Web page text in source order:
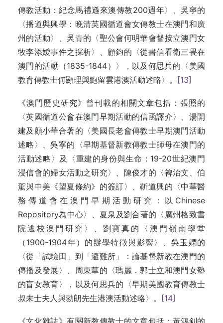
傳教活動：紀念馬禮遜來澳傳教200週年〉、吳寧的
〈播道與興學：晚清英國循道會女傳教士在澳門和廣
州的活動〉、吳青的〈聖公會何明華會督按立澳門女
牧李添嬡事件之探析〉、顧鈞的〈從書信看衛三畏在
澳門的活動（1835-1844）〉，以及何思兵的〈美國
教育傳教士何顯理與鮑留雲港澳活動述略〉。
[13]
《澳門歷史研究》曾刊載的相關文章包括：張照的
〈英國循道公會在澳門早期活動的信函譯介〉、湯開
建及顏小華合著的〈美國長老會傳教士早期澳門活動
述略〉、吳寧的〈早期基督新教傳教士師母在澳門的
活動述略〉及〈重建的身份與生命：19-20世紀澳門
浸信會的婦女活動之研究〉、陳俊才的〈裨治文、伯
駕與中美《望夏條約》的簽訂〉、靳道興的〈中華醫
務傳道會在澳門早期活動研究：以Chinese
Repository為中心〉、夏泉及劉合著的〈廣州格致書
院遷校澳門研究〉、劉寶真的〈澳門嶺南學堂
（1900-1904年）的辦學特徵與影響〉、吳玉嫻的
〈從「試驗田」到「避難所」：論基督新教在澳門的
傳播及發展〉、周東華的〈瑪麗．郭士立和澳門女塾
的盲女教育〉，以及何思兵的〈早期美國教育傳教士
叔未士夫人與勃朗先生港澳活動述略〉。
[14]
《文化雜誌》有關新教傳教士的文章包括：黃鴻釗的